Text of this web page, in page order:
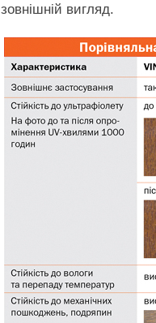
зовнішній вигляд.